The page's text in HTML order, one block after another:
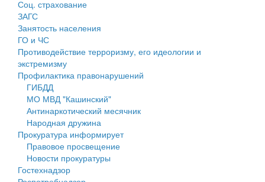
Персональные данные
Оценка регулирующего воздействия
Деятельность МУ
Нормативы градостроительного проектирования
Правила землепользования и застройки
Генеральные планы
Проекты планировки территории
Собрание депутатов
Соц. страхование
ЗАГС
Занятость населения
ГО и ЧС
Противодействие терроризму, его идеологии и
экстремизму
Профилактика правонарушений
ГИБДД
МО МВД "Кашинский"
Антинаркотический месячник
Народная дружина
Прокуратура информирует
Правовое просвещение
Новости прокуратуры
Гостехнадзор